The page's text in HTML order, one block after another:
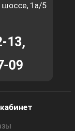
шоссе, 1а/5
13,
09